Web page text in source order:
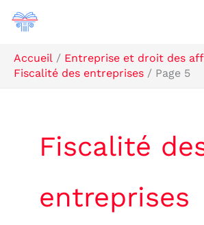
Aller
Accueil
Entreprise et droit des
Fiscalité des entreprises
Page 5
Fiscalité
entreprises
Rechercher